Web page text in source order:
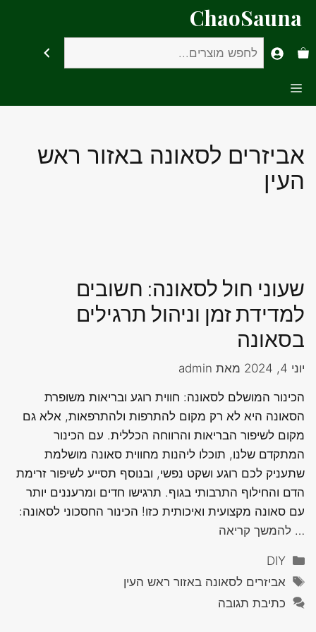
לתוכןChaoSauna
Menu
חיפוש
אביזרים לסאונה באזור ראש
העין
שעוני חול לסאונה: חשובים
למדידת זמן וניהול תרגילים
בסאונה
יוני 4, 2024 מאת admin
הכינור המושלם לסאונה: חווית רוגע ובריאות משופרת
הסאונה היא לא רק מקום להתרפות ולהתרפאות, אלא גם
מקום לשיפור הבריאות והרווחה הכללית. עם הכינור
המתקדם שלנו, תוכלו ליהנות מחווית סאונה מושלמת
שתעניק לכם רוגע ושקט נפשי, ובנוסף תסייע לשיפור זרימת
הדם והחילוף התרבותי בגוף. תרגישו חדים ומרעננים יותר
עם סאונה מקצועית ואיכותית כזו! הכינור החסכוני לסאונה:
… להמשך קריאה
קטגוריות
DIY
תגיות
אביזרים לסאונה באזור ראש העין
כתיבת תגובה